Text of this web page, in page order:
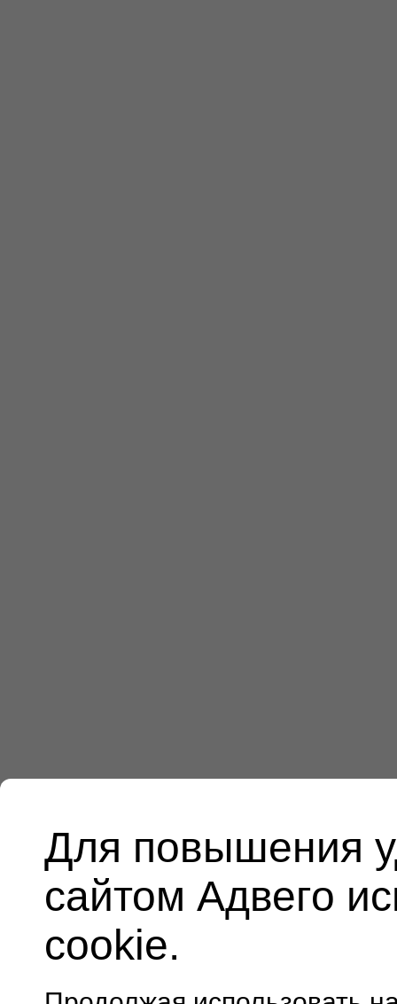
Для повышения
сайтом Адвего
cookie.